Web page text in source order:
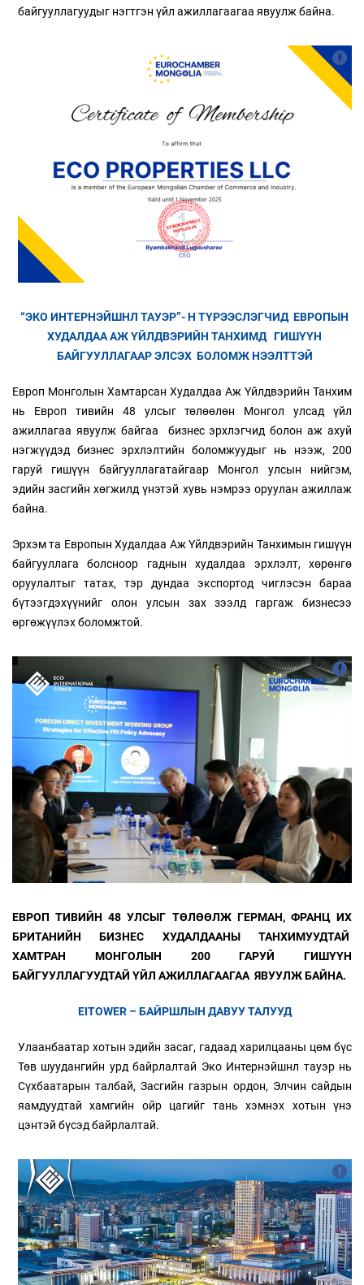
байгууллагуудыг нэгтгэн үйл ажиллагаагаа явуулж байна.
“ЭКО ИНТЕРНЭЙШНЛ ТАУЭР”- Н ТҮРЭЭСЛЭГЧИД ЕВРОПЫН
ХУДАЛДАА АЖ ҮЙЛДВЭРИЙН ТАНХИМД ГИШҮҮН
БАЙГУУЛЛАГААР ЭЛСЭХ БОЛОМЖ НЭЭЛТТЭЙ
Европ Монголын Хамтарсан Худалдаа Аж Үйлдвэрийн Танхим
нь Европ тивийн 48 улсыг төлөөлөн Монгол улсад үйл
ажиллагаа явуулж байгаа бизнес эрхлэгчид болон аж ахуй
нэгжүүдэд бизнес эрхлэлтийн боломжуудыг нь нээж, 200
гаруй гишүүн байгууллагатайгаар Монгол улсын нийгэм,
эдийн засгийн хөгжилд үнэтэй хувь нэмрээ оруулан ажиллаж
байна.
Эрхэм та Европын Худалдаа Аж Үйлдвэрийн Танхимын гишүүн
байгууллага болсноор гаднын худалдаа эрхлэлт, хөрөнгө
оруулалтыг татах, тэр дундаа экспортод чиглэсэн бараа
бүтээгдэхүүнийг олон улсын зах зээлд гаргаж бизнесээ
өргөжүүлэх боломжтой.
ЕВРОП ТИВИЙН 48 УЛСЫГ ТӨЛӨӨЛЖ ГЕРМАН, ФРАНЦ ИХ
БРИТАНИЙН БИЗНЕС ХУДАЛДААНЫ ТАНХИМУУДТАЙ
ХАМТРАН МОНГОЛЫН 200 ГАРУЙ ГИШҮҮН
БАЙГУУЛЛАГУУДТАЙ ҮЙЛ АЖИЛЛАГААГАА ЯВУУЛЖ БАЙНА.
EITOWER – БАЙРШЛЫН ДАВУУ ТАЛУУД
Улаанбаатар хотын эдийн засаг, гадаад харилцааны цөм бүс
Төв шуудангийн урд байрлалтай Эко Интернэйшнл тауэр нь
Сүхбаатарын талбай, Засгийн газрын ордон, Элчин сайдын
яамдуудтай хамгийн ойр цагийг тань хэмнэх хотын үнэ
цэнтэй бүсэд байрлалтай.